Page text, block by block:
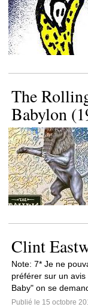
The
Babylon
Clint
Note: 7* Je ne
préférer sur un
Baby" on se
Publié le 15 octobre